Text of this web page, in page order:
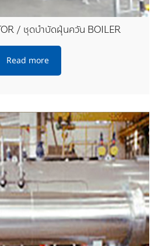
/ ชุดบำบัดฝุ่นควัน BOILER
Read more